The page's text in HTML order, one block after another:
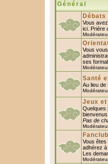
Général
Débats
Vous
ici. Prière
Vous
ses
Santé
Au lieu de
Jeux
Quelques
Pas de
Vous êtes
adhérez
Les